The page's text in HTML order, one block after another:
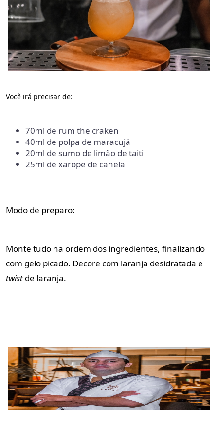
Você irá precisar de:
70ml de rum the craken
40ml de polpa de maracujá
20ml de sumo de limão de taiti
25ml de xarope de canela
Modo de preparo:
Monte tudo na ordem dos ingredientes, finalizando
com gelo picado. Decore com laranja desidratada e
twist de laranja.